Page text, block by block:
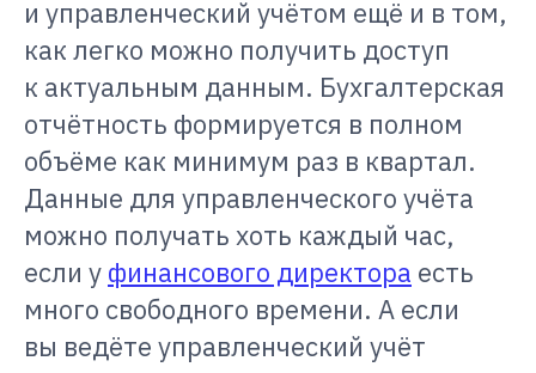
и управленческий учётом ещё и в том,
как легко можно получить доступ
к актуальным данным. Бухгалтерская
отчётность формируется в полном
объёме как минимум раз в квартал.
Данные для управленческого учёта
можно получать хоть каждый час,
если у финансового директора есть
много свободного времени. А если
вы ведёте управленческий учёт